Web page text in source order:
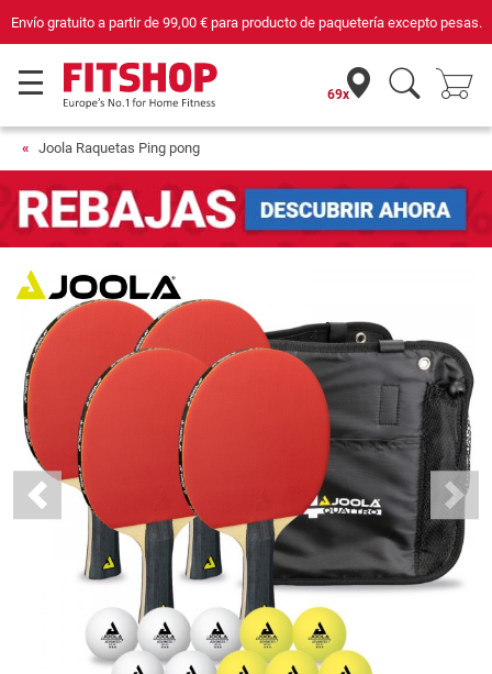
Envío gratuito a partir de 99,00 €para producto de paquetería excepto pesas.
69x
Joola Raquetas Ping pong
Previous Next